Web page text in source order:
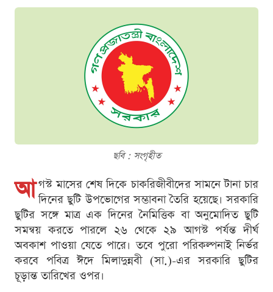
ছবি : সংগৃহীত
আ গস্ট মাসের শেষ দিকে চাকরিজীবীদের সামনে টানা চার
দিনের ছুটি উপভোগের সম্ভাবনা তৈরি হয়েছে। সরকারি
ছুটির সঙ্গে মাত্র এক দিনের নৈমিত্তিক বা অনুমোদিত ছুটি
সমন্বয় করতে পারলে ২৬ থেকে ২৯ আগস্ট পর্যন্ত দীর্ঘ
অবকাশ পাওয়া যেতে পারে। তবে পুরো পরিকল্পনাই নির্ভর
করবে পবিত্র ঈদে মিলাদুন্নবী (সা.)-এর সরকারি ছুটির
চূড়ান্ত তারিখের ওপর।